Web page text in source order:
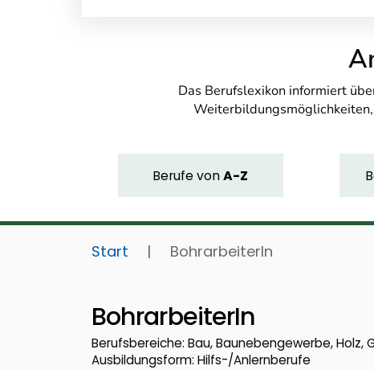
Das Berufslexikon informiert
BerufevonA-Z
Start | BohrarbeiterIn
BohrarbeiterIn
Berufsbereiche: Bau, Baunebengewerbe,
Ausbildungsform: Hilfs-/Anlernberufe